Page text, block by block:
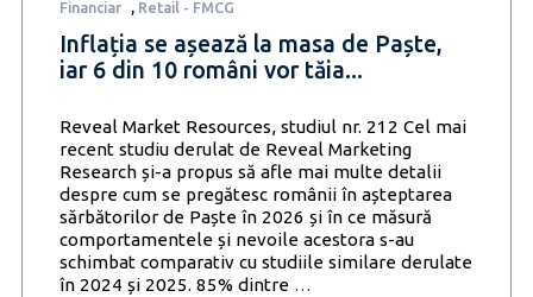
Financiar , Retail - FMCG
Inflația se așează la masa de Paște,
iar 6 din 10 români vor tăia...
Reveal Market Resources, studiul nr. 212 Cel mai
recent studiu derulat de Reveal Marketing
Research și-a propus să afle mai multe detalii
despre cum se pregătesc românii în așteptarea
sărbătorilor de Paște în 2026 și în ce măsură
comportamentele și nevoile acestora s-au
schimbat comparativ cu studiile similare derulate
în 2024 și 2025. 85% dintre …